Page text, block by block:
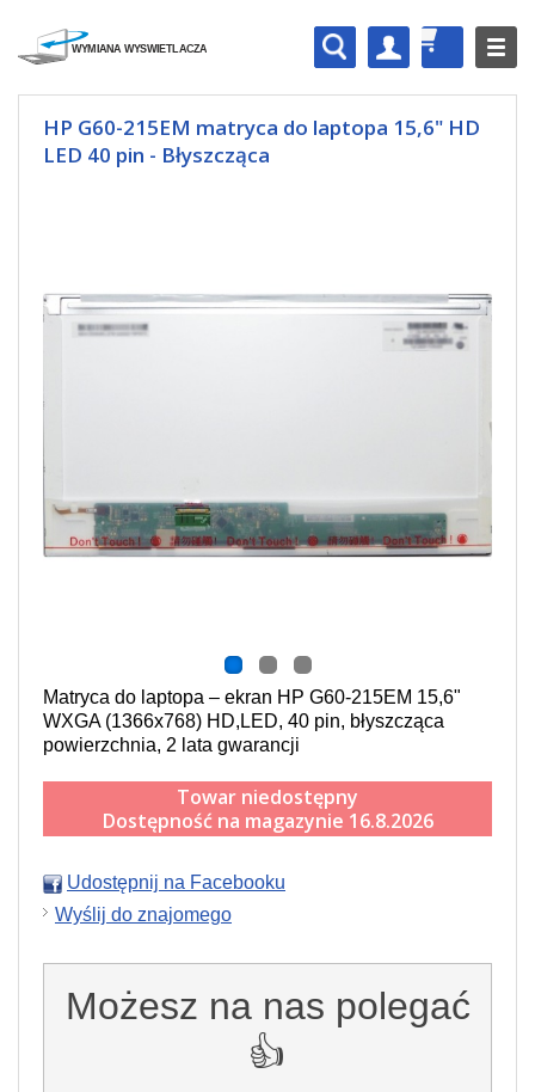
HP G60-215EM matryca do laptopa 15,6" HD
LED 40 pin - Błyszcząca
Matryca do laptopa – ekran HP G60-215EM 15,6"
WXGA (1366x768) HD,LED, 40 pin, błyszcząca
powierzchnia, 2 lata gwarancji
Towar niedostępny
Dostępność na magazynie 16.8.2026
Udostępnij na Facebooku
Wyślij do znajomego
Możesz na nas polegać
👍